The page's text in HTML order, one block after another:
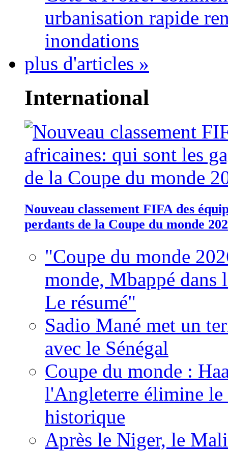
urbanisation rapide
inondations
plus d'articles »
International
Nouveau classement FIFA des
perdants de la Coupe du monde
"Coupe du monde
monde, Mbappé dans
Le résumé"
Sadio Mané met un
avec le Sénégal
Coupe du monde :
l'Angleterre élimine
historique
Après le Niger, le